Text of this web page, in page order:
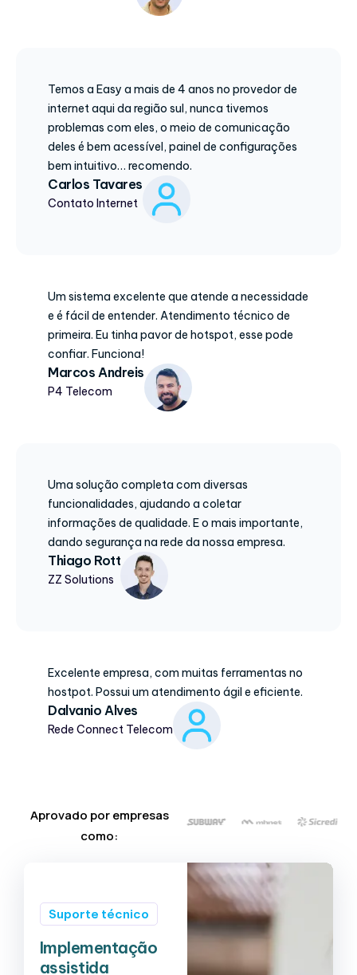
Temos a Easy a mais de 4 anos no provedor de
internet aqui da região sul, nunca tivemos
problemas com eles, o meio de comunicação
deles é bem acessível, painel de configurações
bem intuitivo… recomendo.
Carlos Tavares
Contato Internet
Um sistema excelente que atende a necessidade
e é fácil de entender. Atendimento técnico de
primeira. Eu tinha pavor de hotspot, esse pode
confiar. Funciona!
Marcos Andreis
P4 Telecom
Uma solução completa com diversas
funcionalidades, ajudando a coletar
informações de qualidade. E o mais importante,
dando segurança na rede da nossa empresa.
Thiago Rott
ZZ Solutions
Excelente empresa, com muitas ferramentas no
hostpot. Possui um atendimento ágil e eficiente.
Dalvanio Alves
Rede Connect Telecom
Aprovado por empresas
como:
Suporte técnico
Implementação
assistida